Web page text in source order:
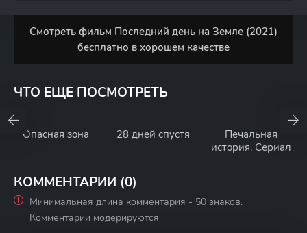
Смотреть фильм Последний день на Земле (2021)
бесплатно в хорошем качестве
ЧТО ЕЩЕ ПОСМОТРЕТЬ
Опасная зона 28 дней спустя
Печальная
история. Сериал
КОММЕНТАРИИ (0)
Минимальная длина комментария - 50 знаков.
Комментарии модерируются